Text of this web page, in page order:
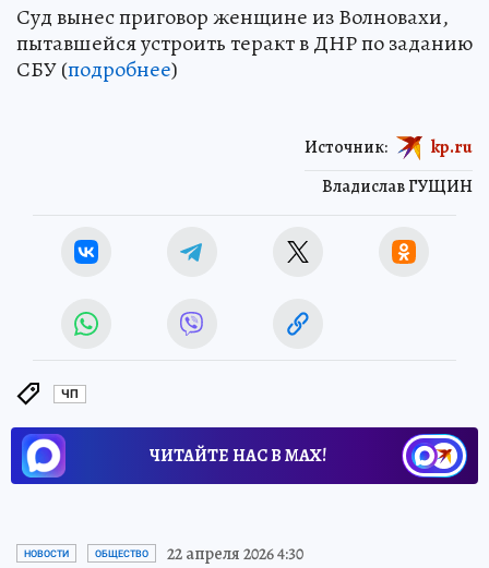
Суд вынес приговор женщине из Волновахи,
пытавшейся устроить теракт в ДНР по заданию
СБУ (подробнее)
Владислав ГУЩИН
Источник: kp.ru
ЧП
ЧИТАЙТЕ НАС В МАХ!
НОВОСТИ ОБЩЕСТВО 22 апреля 2026 4:30